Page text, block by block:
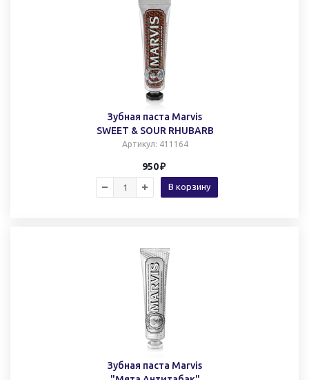
Зубная паста Marvis
SWEET & SOUR RHUBARB
Артикул: 411164
950
В корзину
Зубная паста Marvis